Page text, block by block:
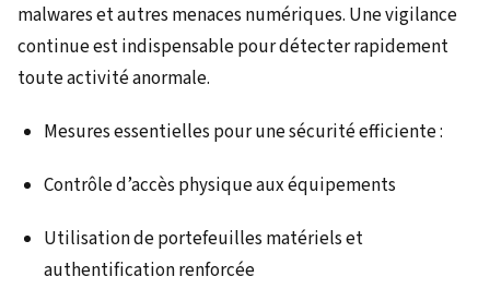
malwares et autres menaces numériques. Une vigilance
continue est indispensable pour détecter rapidement
toute activité anormale.
Mesures essentielles pour une sécurité efficiente :
Contrôle d’accès physique aux équipements
Utilisation de portefeuilles matériels et
authentification renforcée